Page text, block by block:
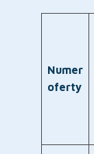
Numer
oferty